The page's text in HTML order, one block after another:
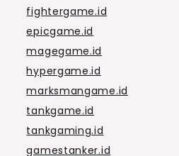
fightergame.id
epicgame.id
magegame.id
hypergame.id
marksmangame.id
tankgame.id
tankgaming.id
gamestanker.id